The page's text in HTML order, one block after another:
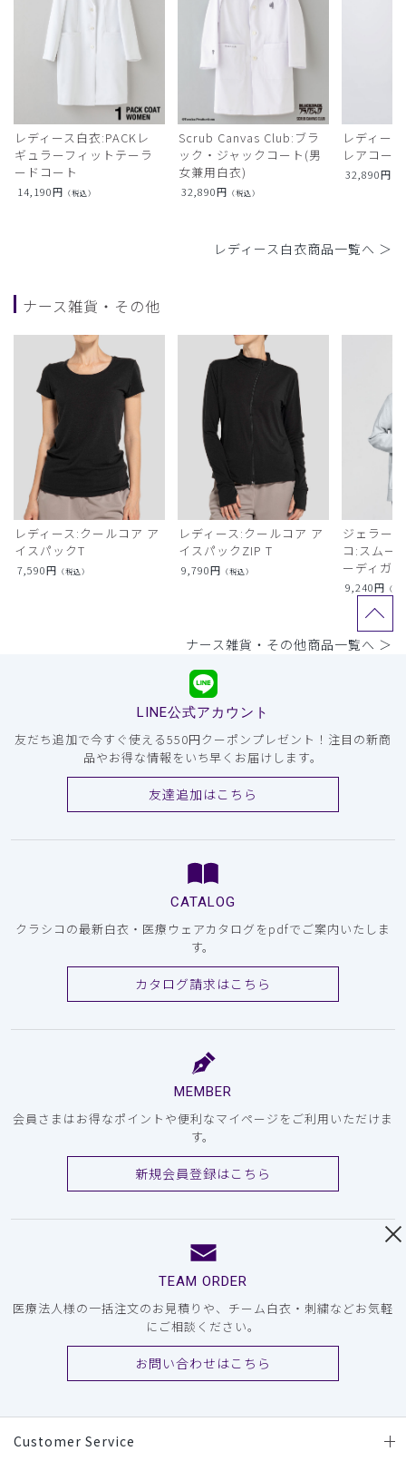
レディース白衣:PACKレ
ギュラーフィットテーラ
ードコート
14,190円 （税込）
Scrub Canvas Club:ブラ
ック・ジャックコート(男
女兼用白衣)
32,890円 （税込）
レディー
レアコート
32,890円
レディース白衣商品一覧へ ＞
ナース雑貨・その他
レディース:クールコア ア
イスパックT
7,590円 （税込）
レディース:クールコア ア
イスパックZIP T
9,790円 （税込）
ジェラー
コ:スムー
ーディガン
9,240円 （税
ナース雑貨・その他商品一覧へ ＞
LINE公式アカウント
友だち追加で今すぐ使える550円クーポンプレゼント！注目の新商
品やお得な情報をいち早くお届けします。
友達追加はこちら
CATALOG
クラシコの最新白衣・医療ウェアカタログをpdfでご案内いたしま
す。
カタログ請求はこちら
MEMBER
会員さまはお得なポイントや便利なマイページをご利用いただけま
す。
新規会員登録はこちら
TEAM ORDER
医療法人様の一括注文のお見積りや、チーム白衣・刺繍などお気軽
にご相談ください。
お問い合わせはこちら
Customer Service